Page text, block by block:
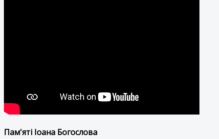
Пам'яті Іоана Богослова